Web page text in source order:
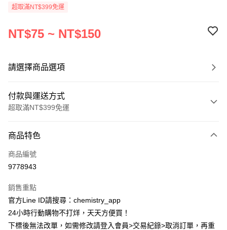
超取滿NT$399免運
NT$75 ~ NT$150
請選擇商品選項
付款與運送方式
超取滿NT$399免運
信用卡一次付款
超商取貨付款
Apple Pay
街口支付
商品特色
商品編號
9778943
銷售重點
官方Line ID請搜尋：chemistry_app
24小時行動購物不打烊，天天方便買！
下標後無法改單，如需修改請登入會員>交易紀錄>取消訂單，再重